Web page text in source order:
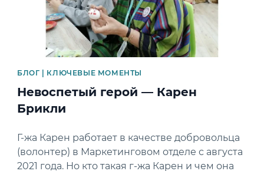
БЛОГ | КЛЮЧЕВЫЕ МОМЕНТЫ
Невоспетый герой — Карен
Брикли
Г-жа Карен работает в качестве добровольца
(волонтер) в Маркетинговом отделе с августа
2021 года. Но кто такая г-жа Карен и чем она